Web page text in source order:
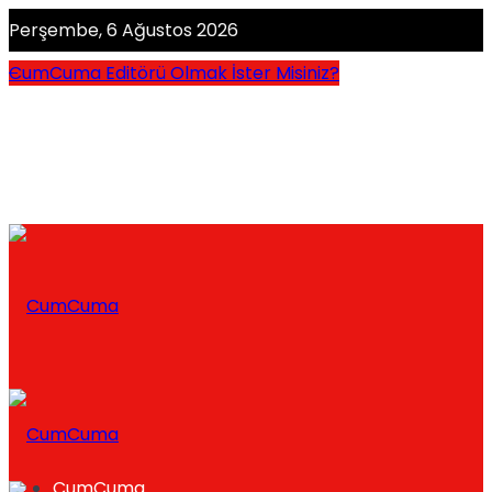
Perşembe, 6 Ağustos 2026
CumCuma Editörü Olmak İster Misiniz?